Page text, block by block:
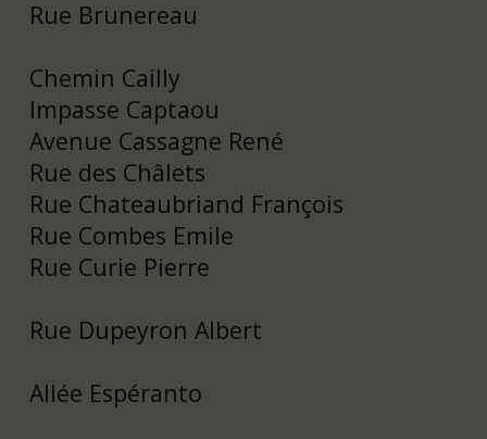
Rue Brunereau
Chemin Cailly
Impasse Captaou
Avenue Cassagne René
Rue des Châlets
Rue Chateaubriand François
Rue Combes Emile
Rue Curie Pierre
Rue Dupeyron Albert
Allée Espéranto